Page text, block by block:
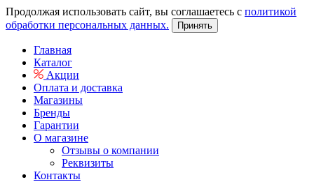
Продолжая использовать сайт, вы соглашаетесь с политикой
обработки персональных данных.
Принять
Главная
Каталог
Акции
Оплата и доставка
Магазины
Бренды
Гарантии
О магазине
Отзывы о компании
Реквизиты
Контакты